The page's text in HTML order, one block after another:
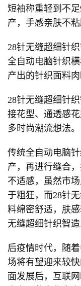
短袖称重轻到不
产，手感亲肤不粘
28针无缝超细针
全自动电脑针织横
产出的针织面料
28针无缝超细针
接花型、通透感
多时尚潮流想法。
传统全自动电脑
产，再进行缝合
不适感，虽然市
于粗狂，而28针
料绵密舒适，肤
无缝超细针织智
后疫情时代，随
场将有望迎来较
面发展后，互联